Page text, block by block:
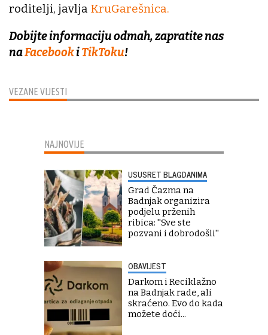
VEZANE VIJESTI
roditelji, javlja KruGarešnica.
Dobijte informaciju odmah, zapratite nas
naFacebookiTikToku!
NAJNOVIJE
USUSRET BLAGDANIMA
Grad Čazma na
Badnjak organizira
podjelu prženih
ribica: ''Sve ste
pozvani i dobrodošli''
OBAVIJEST
Darkom i Reciklažno
na Badnjak rade, ali
skraćeno. Evo do kada
možete doći...